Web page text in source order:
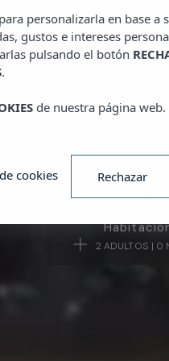
de los mejores
2 ADULTOS | 0
personalizarla en base a
gustos e intereses
pulsando el botón
.
de nuestra página web.
cookies Rechazar